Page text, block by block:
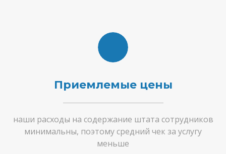
Приемлемые цены
наши расходы на содержание штата сотрудников
минимальны, поэтому средний чек за услугу
меньше